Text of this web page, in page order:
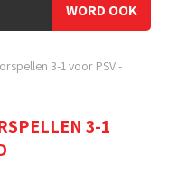
WORD OOK
3-1 voor PSV -
3-1